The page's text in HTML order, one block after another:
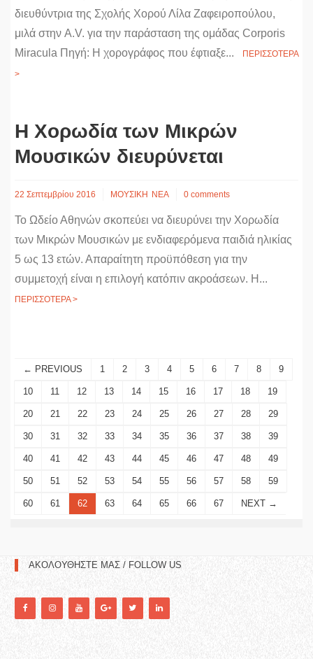
διευθύντρια της Σχολής Χορού Λίλα Ζαφειροπούλου,
μιλά στην A.V. για την παράσταση της ομάδας Corporis
Miracula Πηγή: Η χορογράφος που έφτιαξε...
ΠΕΡΙΣΣΟΤΕΡΑ
>
H Χορωδία των Μικρών
Μουσικών διευρύνεται
22 Σεπτεμβρίου 2016 ΜΟΥΣΙΚΗ ΝΕΑ 0 comments
Το Ωδείο Αθηνών σκοπεύει να διευρύνει την Χορωδία
των Μικρών Μουσικών με ενδιαφερόμενα παιδιά ηλικίας
5 ως 13 ετών. Απαραίτητη προϋπόθεση για την
συμμετοχή είναι η επιλογή κατόπιν ακροάσεων. Η...
ΠΕΡΙΣΣΟΤΕΡΑ >
← PREVIOUS 1 2 3 4 5 6 7 8 9
10 11 12 13 14 15 16 17 18 19
20 21 22 23 24 25 26 27 28 29
30 31 32 33 34 35 36 37 38 39
40 41 42 43 44 45 46 47 48 49
50 51 52 53 54 55 56 57 58 59
60 61 62 63 64 65 66 67 NEXT →
ΑΚΟΛΟΥΘΗΣΤΕ ΜΑΣ / FOLLOW US